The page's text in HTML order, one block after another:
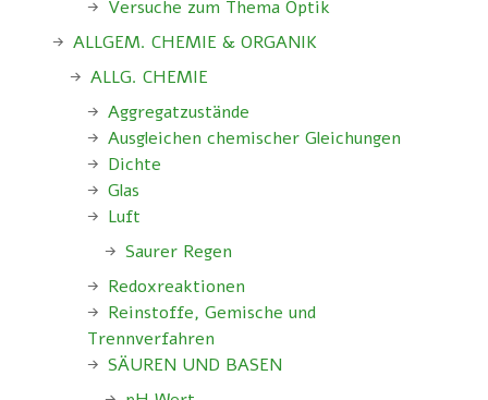
Versuche zum Thema Optik
ALLGEM. CHEMIE & ORGANIK
ALLG. CHEMIE
Aggregatzustände
Ausgleichen chemischer Gleichungen
Dichte
Glas
Luft
Saurer Regen
Redoxreaktionen
Reinstoffe, Gemische und
Trennverfahren
SÄUREN UND BASEN